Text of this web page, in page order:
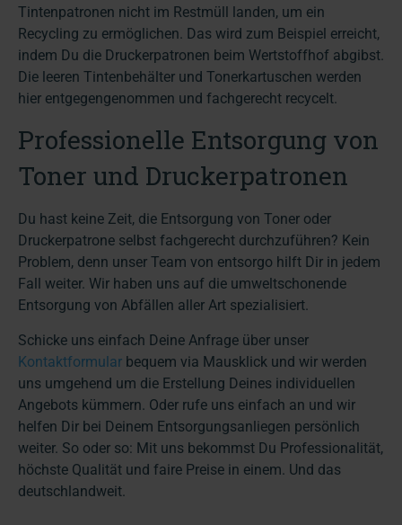
Tintenpatronen nicht im Restmüll landen, um ein
Recycling zu ermöglichen. Das wird zum Beispiel erreicht,
indem Du die Druckerpatronen beim Wertstoffhof abgibst.
Die leeren Tintenbehälter und Tonerkartuschen werden
hier entgegengenommen und fachgerecht recycelt.
Professionelle Entsorgung von
Toner und Druckerpatronen
Du hast keine Zeit, die Entsorgung von Toner oder
Druckerpatrone selbst fachgerecht durchzuführen? Kein
Problem, denn unser Team von entsorgo hilft Dir in jedem
Fall weiter. Wir haben uns auf die umweltschonende
Entsorgung von Abfällen aller Art spezialisiert.
Schicke uns einfach Deine Anfrage über unser
Kontaktformular bequem via Mausklick und wir werden
uns umgehend um die Erstellung Deines individuellen
Angebots kümmern. Oder rufe uns einfach an und wir
helfen Dir bei Deinem Entsorgungsanliegen persönlich
weiter. So oder so: Mit uns bekommst Du Professionalität,
höchste Qualität und faire Preise in einem. Und das
deutschlandweit.